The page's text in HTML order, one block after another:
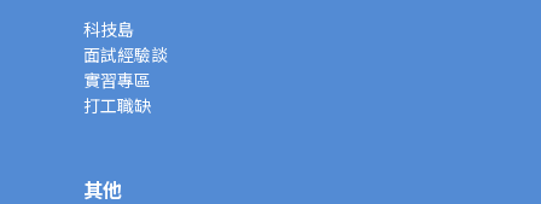
科技島
面試經驗談
實習專區
打工職缺
其他